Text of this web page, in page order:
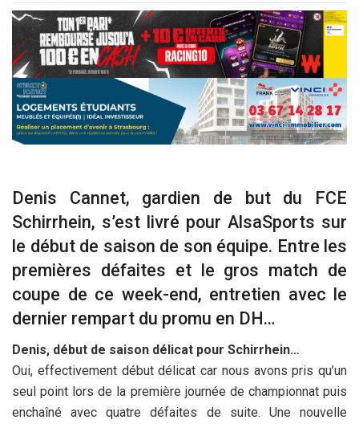
Denis Cannet, gardien de but du FCE
Schirrhein, s’est livré pour AlsaSports sur
le début de saison de son équipe. Entre les
premières défaites et le gros match de
coupe de ce week-end, entretien avec le
dernier rempart du promu en DH…
Denis, début de saison délicat pour Schirrhein…
Oui, effectivement début délicat car nous avons pris qu’un
seul point lors de la première journée de championnat puis
enchaîné avec quatre défaites de suite. Une nouvelle